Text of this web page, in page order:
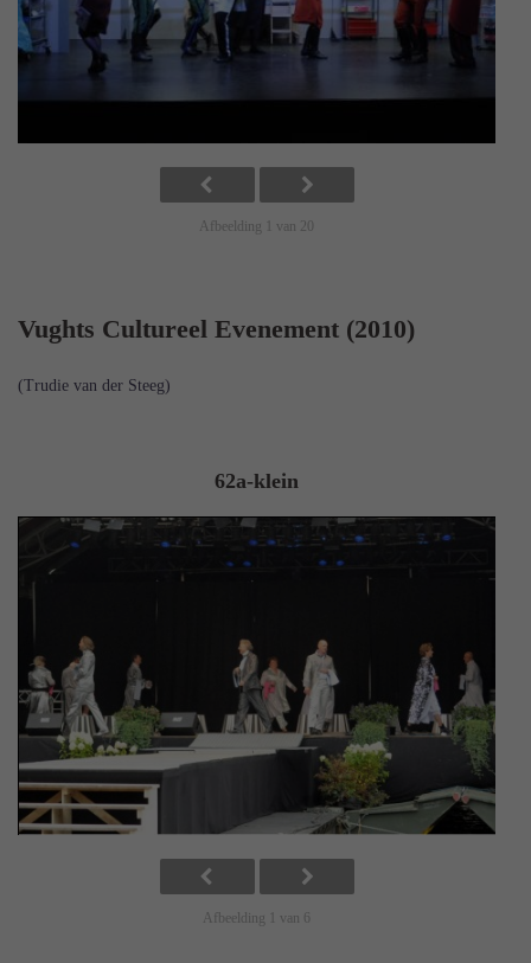
Afbeelding 1 van 20
Vughts Cultureel Evenement (2010)
(Trudie van der Steeg)
62a-klein
Afbeelding 1 van 6